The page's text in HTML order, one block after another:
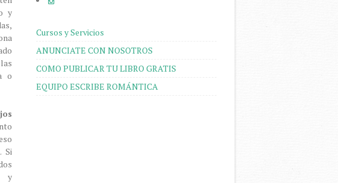
y
o
Si
y
Cursos y Servicios
ANUNCIATE CON NOSOTROS
COMO PUBLICAR TU LIBRO GRATIS
EQUIPO ESCRIBE ROMÁNTICA